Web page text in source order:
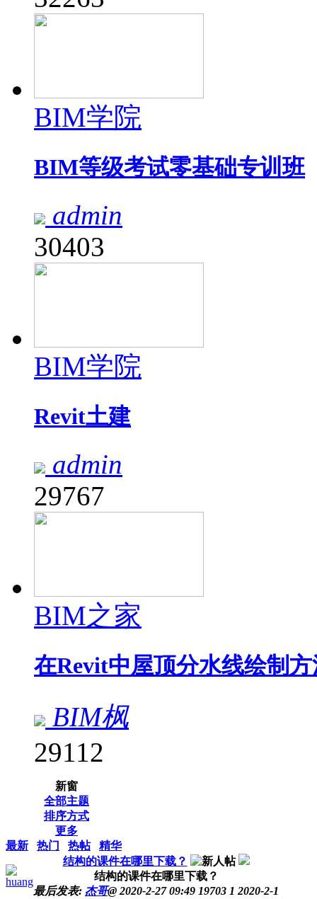
BIM学院
BIM等级考试零基础专训班
admin
30403
BIM学院
Revit土建
admin
29767
BIM之家
在Revit中屋顶分水线绘制方
BIM枫
29112
新窗
全部主题
排序方式
更多
最新
热门 热帖 精华
huang
结构的课件在哪里下载？
结构的课件在哪里下载？
最后发表: 杰哥@ 2020-2-27 09:49 19703 1 2020-2-1